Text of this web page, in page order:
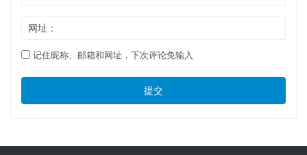
网址：
记住昵称、邮箱和网址，下次评论免输入
提交